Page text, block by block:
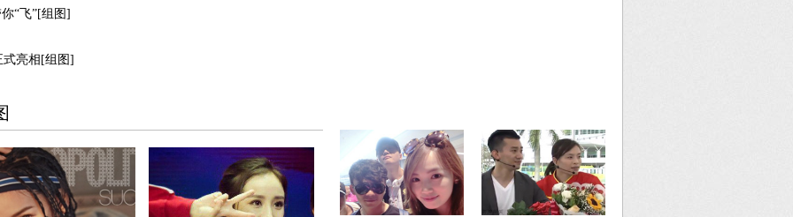
“飞”[组图]
式亮相[组图]